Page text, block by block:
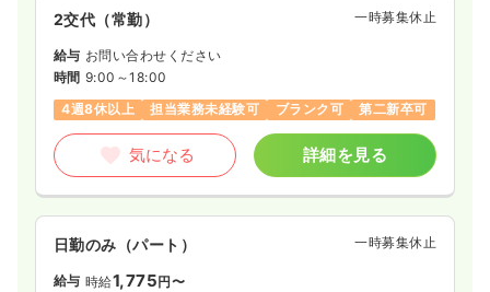
2交代（常勤） 一時募集休止
給与 お問い合わせください
時間 9:00～18:00
4週8休以上
担当業務未経験可 ブランク可 第二新卒可
気になる 詳細を見る
日勤のみ（パート） 一時募集休止
給与 時給1,775円〜